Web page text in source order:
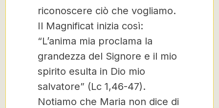
riconoscere ciò che vogliamo.
Il Magnificat inizia così:
“L’anima mia proclama la
grandezza del Signore e il mio
spirito esulta in Dio mio
salvatore” (Lc 1,46-47).
Notiamo che Maria non dice di